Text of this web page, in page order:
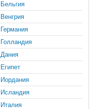
Бельгия
Венгрия
Германия
Голландия
Дания
Египет
Иордания
Исландия
Италия